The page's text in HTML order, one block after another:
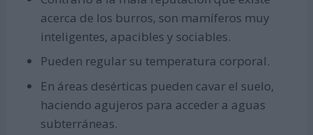
acerca de los burros, son mamíferos muy
inteligentes, apacibles y sociables.
Pueden regular su temperatura corporal.
En áreas desérticas pueden cavar el suelo,
haciendo agujeros para acceder a aguas
subterráneas.